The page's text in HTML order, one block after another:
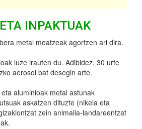
INPAKTUAK
metal meatzeak agortzen ari dira.
luze irauten du. Adibidez, 30 urte
aerosol bat desegin arte.
aluminioak metal astunak
askatzen dituzte (nikela eta
zein animalia-landareentzat